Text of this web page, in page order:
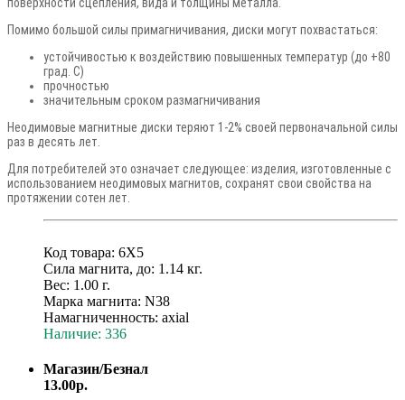
Помимо большой силы примагничивания, диски могут похвастаться:
устойчивостью к воздействию повышенных температур (до +80
град. C)
прочностью
значительным сроком размагничивания
Неодимовые магнитные диски теряют 1-2% своей первоначальной силы
раз в десять лет.
Для потребителей это означает следующее: изделия, изготовленные с
использованием неодимовых магнитов, сохранят свои свойства на
протяжении сотен лет.
Код товара: 6X5
Сила магнита, до: 1.14 кг.
Вес: 1.00 г.
Марка магнита: N38
Намагниченность: axial
Наличие: 336
Магазин/Безнал
13.00р.